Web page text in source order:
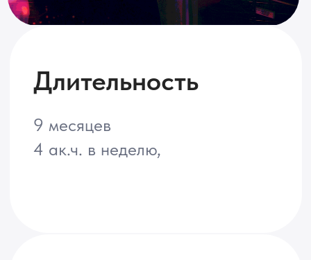
преподавателем на онлайн-
вебинарах